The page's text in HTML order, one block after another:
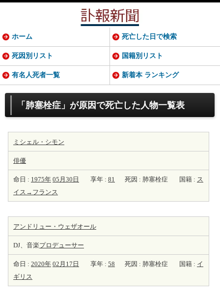
「肺塞栓症」が原因で死亡した人物一覧表
ミシェル・シモン
俳優
命日 : 1975年 05月30日 享年 : 81 死因 : 肺塞栓症 国籍 : ス
イス→フランス
アンドリュー・ウェザオール
DJ、音楽プロデューサー
命日 : 2020年 02月17日 享年 : 58 死因 : 肺塞栓症 国籍 : イ
ギリス
ホーム 死亡した日で検索
死因別リスト 国籍別リスト
有名人死者一覧 新着本 ランキング